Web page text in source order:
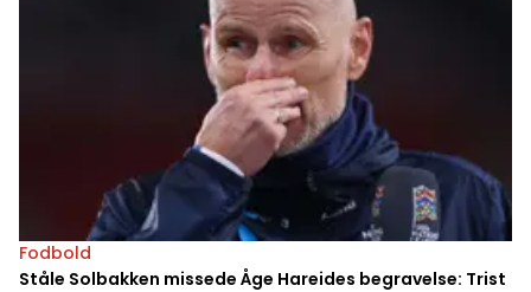
Fodbold
Ståle Solbakken missede Åge Hareides begravelse: Trist